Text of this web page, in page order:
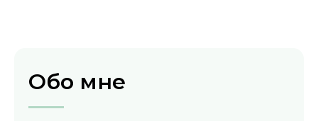
Обо мне